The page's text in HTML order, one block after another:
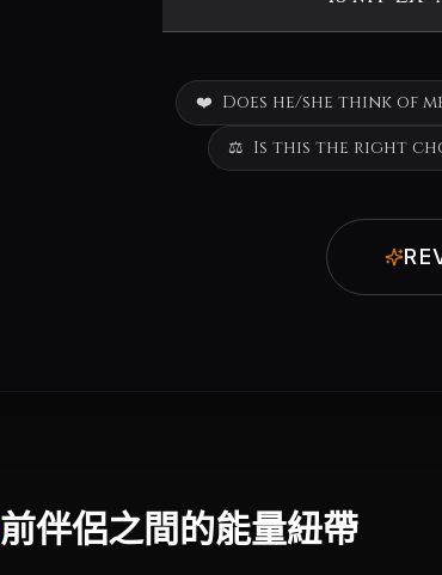
❤️ Does he/she think of
⚖️ Is this the right
前伴侶之間的能量紐帶